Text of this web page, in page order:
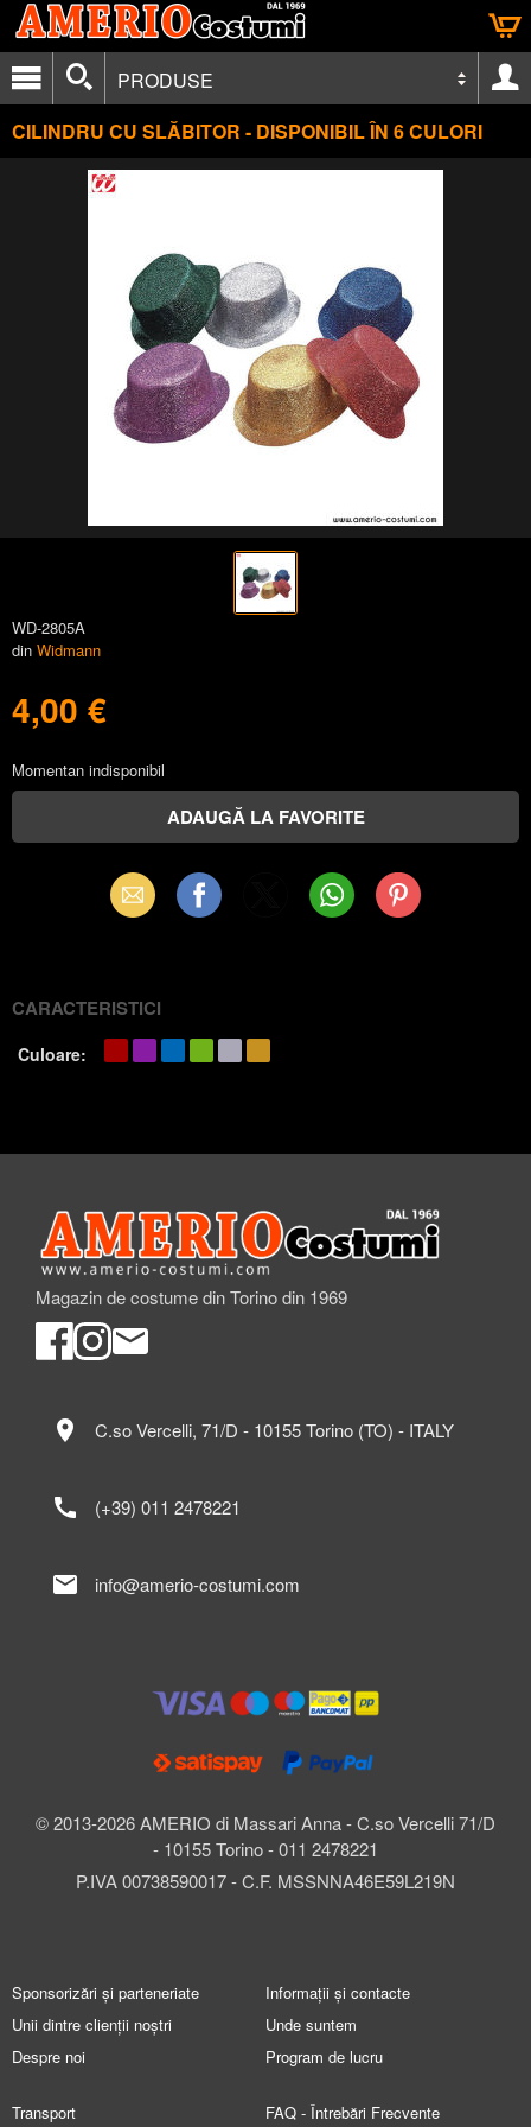
PRODUSE
CILINDRU CU SLĂBITOR - DISPONIBIL ÎN 6 CULORI
WD-2805A
din Widmann
4,00 €
Momentan indisponibil
Email Facebook WhatsAppPinterest
CARACTERISTICI
Culoare:
Magazin de costume din Torino din 1969
© 2013-2026 AMERIO di Massari Anna - C.so Vercelli 71/D
- 10155 Torino - 011 2478221
P.IVA 00738590017 - C.F. MSSNNA46E59L219N
location_on C.so Vercelli, 71/D - 10155 Torino (TO) - ITALY
call (+39) 011 2478221
mail info@amerio-costumi.com
Sponsorizări și parteneriate
Unii dintre clienții noștri
Despre noi
Informații și contacte
Unde suntem
Program de lucru
Transport FAQ - Întrebări Frecvente